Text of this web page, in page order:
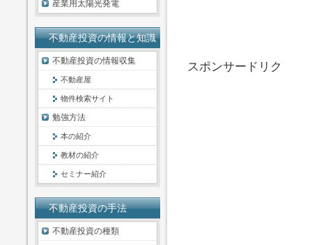
スポンサードリク
産業用太陽光発電
不動産投資の情報と知識
不動産投資の情報収集
不動産屋
物件検索サイト
勉強方法
本の紹介
教材の紹介
セミナー紹介
不動産投資の手法
不動産投資の種類